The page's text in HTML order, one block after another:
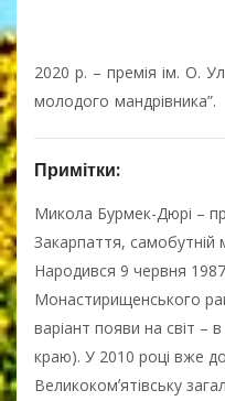
2020 р. – премія ім. О.
молодого мандрівника”.
Примітки:
Микола Бурмек-Дюрі –
Закарпаття,
Народився 9 червня
Монастирищенського
варіант появи на світ –
краю). У 2010 році вже
Великокомʼятівську